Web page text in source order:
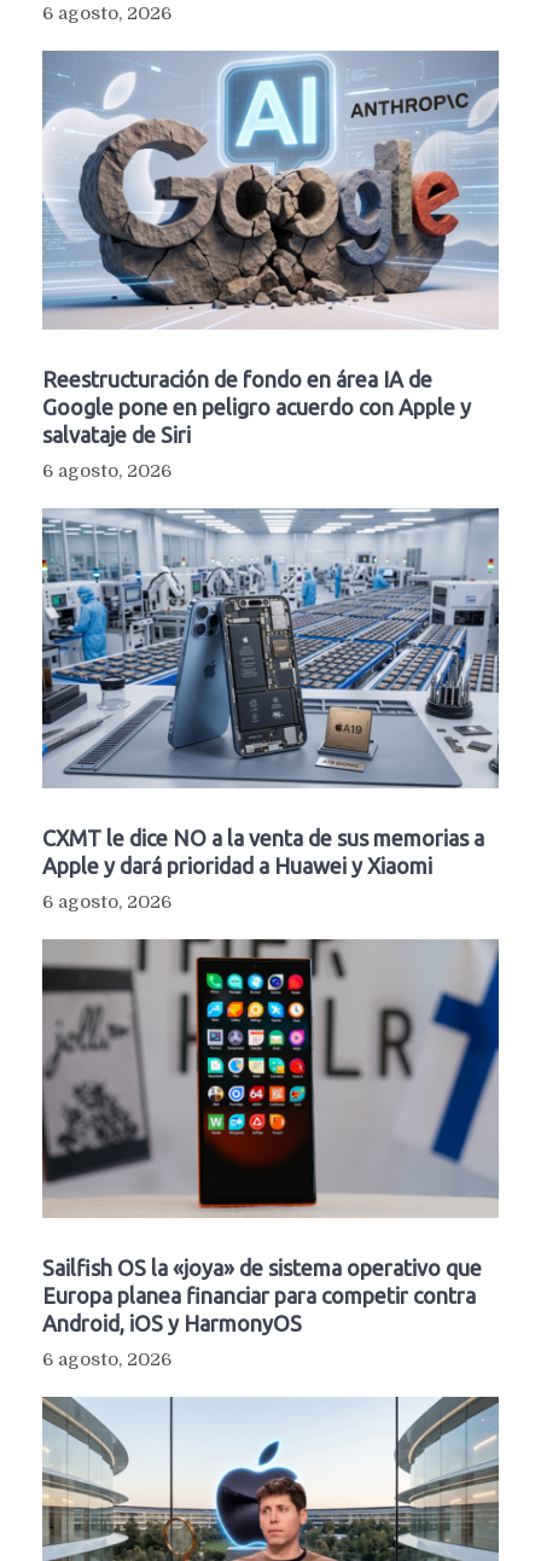
6 agosto, 2026
Reestructuración de fondo en área IA de
Google pone en peligro acuerdo con Apple y
salvataje de Siri
6 agosto, 2026
CXMT le dice NO a la venta de sus memorias a
Apple y dará prioridad a Huawei y Xiaomi
6 agosto, 2026
Sailfish OS la «joya» de sistema operativo que
Europa planea financiar para competir contra
Android, iOS y HarmonyOS
6 agosto, 2026